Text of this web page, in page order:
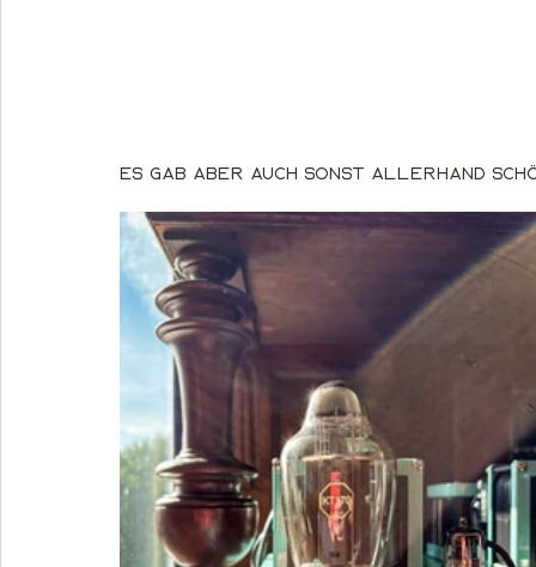
Es gab aber auch sonst allerhand